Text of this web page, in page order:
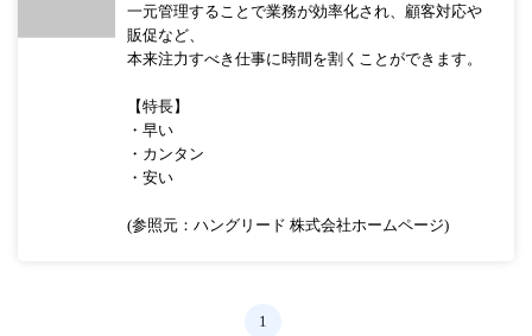
一元管理することで業務が効率化され、顧客対応や
販促など、
本来注力すべき仕事に時間を割くことができます。
【特長】
・早い
・カンタン
・安い
(参照元：ハングリード 株式会社ホームページ)
1